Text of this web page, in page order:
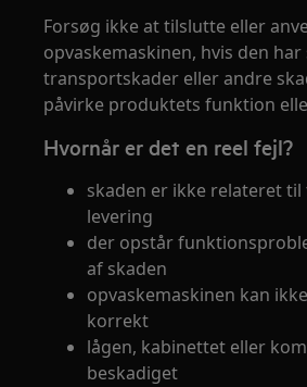
Forsøg ikke at tilslutte eller
opvaskemaskinen, hvis den har
transportskader eller andre
påvirke produktets funktion
Hvornår er det en reel fejl?
skaden er ikke relateret
levering
der opstår
af skaden
opvaskemaskinen kan
korrekt
lågen, kabinettet eller
beskadiget